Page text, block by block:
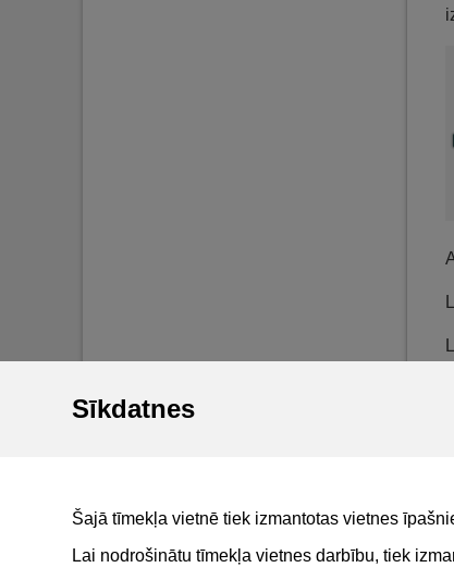
Sīkdatnes
Šajā tīmekļa vietnē tiek izmantotas vietnes
Lai nodrošinātu tīmekļa vietnes darbību, tiek